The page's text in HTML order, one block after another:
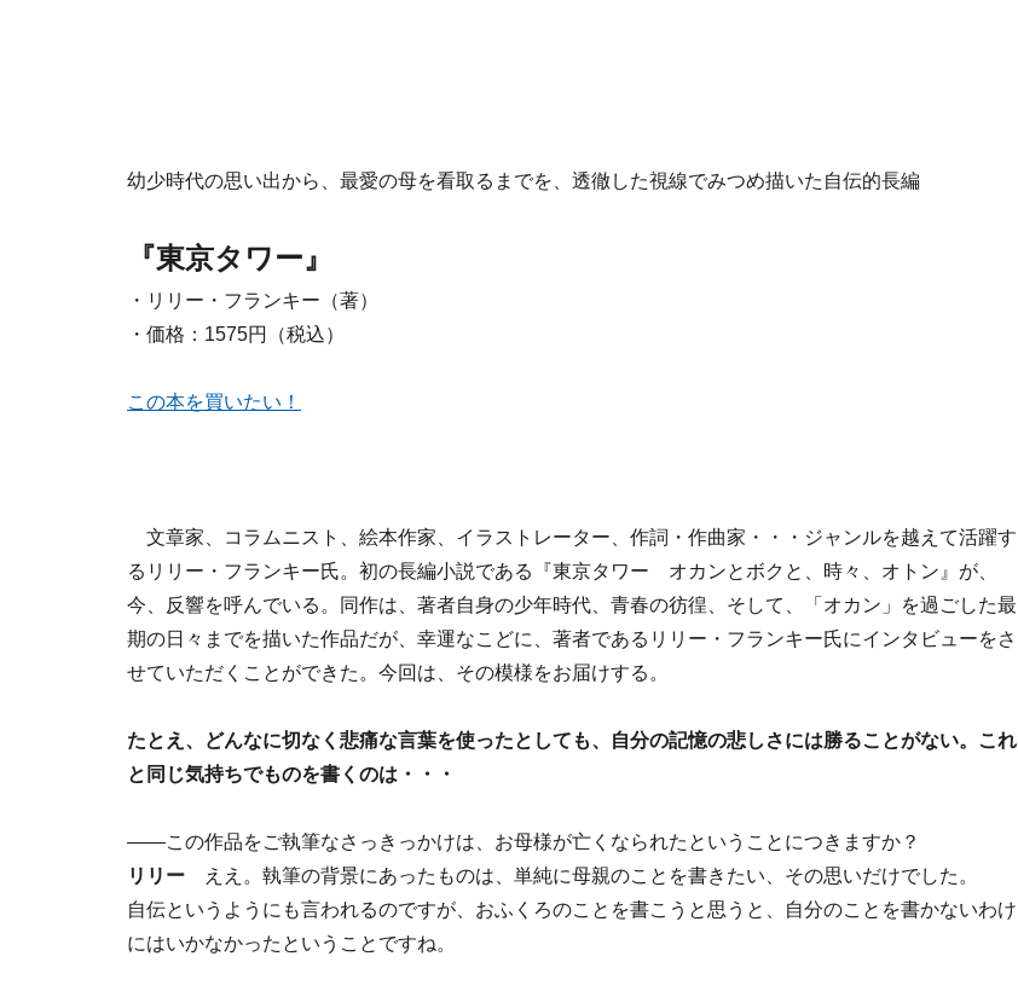
幼少時代の思い出から、最愛の母を看取るまでを、透徹した視線でみつめ描いた自伝的長編
『東京タワー』
・リリー・フランキー（著）
・価格：1575円（税込）
この本を買いたい！
文章家、コラムニスト、絵本作家、イラストレーター、作詞・作曲家・・・ジャンルを越えて活躍す
るリリー・フランキー氏。初の長編小説である『東京タワー オカンとボクと、時々、オトン』が、
今、反響を呼んでいる。同作は、著者自身の少年時代、青春の彷徨、そして、「オカン」を過ごした最
期の日々までを描いた作品だが、幸運なこどに、著者であるリリー・フランキー氏にインタビューをさ
せていただくことができた。今回は、その模様をお届けする。
たとえ、どんなに切なく悲痛な言葉を使ったとしても、自分の記憶の悲しさには勝ることがない。これ
と同じ気持ちでものを書くのは・・・
――この作品をご執筆なさっきっかけは、お母様が亡くなられたということにつきますか？
リリー ええ。執筆の背景にあったものは、単純に母親のことを書きたい、その思いだけでした。
自伝というようにも言われるのですが、おふくろのことを書こうと思うと、自分のことを書かないわけ
にはいかなかったということですね。